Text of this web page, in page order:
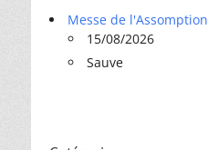
Messe de l'Assomption
15/08/2026
Sauve